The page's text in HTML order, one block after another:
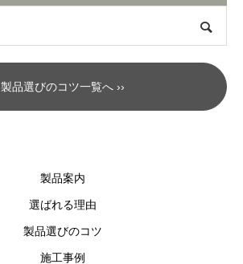
製品選びのコツ一覧へ ››
製品案内
選ばれる理由
製品選びのコツ
施工事例